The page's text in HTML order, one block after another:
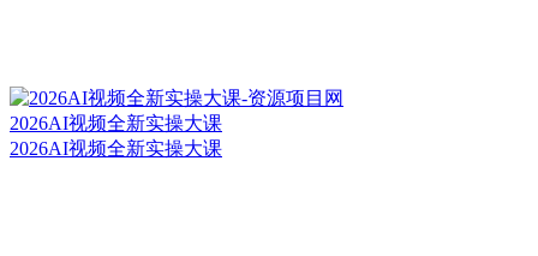
2026AI视频全新实操大课
2026AI视频全新实操大课